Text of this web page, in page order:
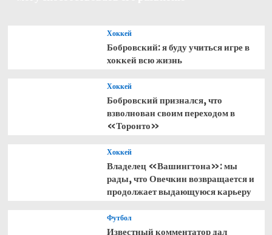
Хоккей
Бобровский: я буду учиться игре в
хоккей всю жизнь
Хоккей
Бобровский признался, что
взволнован своим переходом в
«Торонто»
Хоккей
Владелец «Вашингтона»: мы
рады, что Овечкин возвращается и
продолжает выдающуюся карьеру
Футбол
Известный комментатор дал